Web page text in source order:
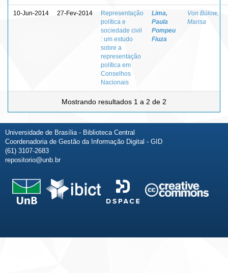
10-Jun-2014 27-Fev-2014
Representação
política e
sociedade civil
: um estudo
sobre a
representação
política em
Conselhos
Nacionais
Lima,
Paula
Pompeu
Fiuza
Von Bülow,
Marisa
Mostrando resultados 1 a 2 de 2
Universidade de Brasília - Biblioteca Central
Coordenadoria de Gestão da Informação Digital - GID
(61) 3107-2683
repositorio@unb.br